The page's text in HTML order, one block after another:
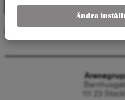
111 23
Ändra